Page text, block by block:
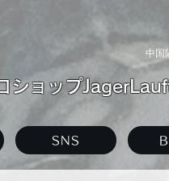
中国
ショップ
SNS